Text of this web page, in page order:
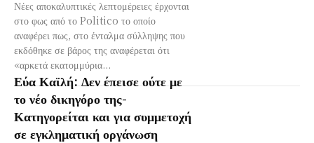
Νέες αποκαλυπτικές λεπτομέρειες έρχονται
στο φως από το Politico το οποίο
αναφέρει πως, στο ένταλμα σύλληψης που
εκδόθηκε σε βάρος της αναφέρεται ότι
«αρκετά εκατομμύρια...
Εύα Καϊλή: Δεν έπεισε ούτε με
το νέο δικηγόρο της-
Κατηγορείται και για συμμετοχή
σε εγκληματική οργάνωση